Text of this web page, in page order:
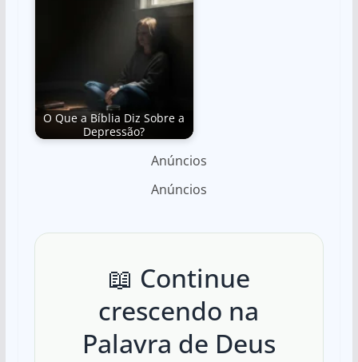
O Que a Bíblia Diz Sobre a
Depressão?
Anúncios
Anúncios
📖 Continue
crescendo na
Palavra de Deus